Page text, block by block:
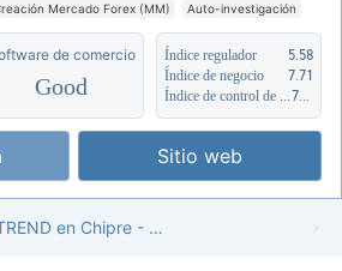
Mercado Forex (MM)
Auto-investigación
de negocio sospechoso
de comercio
Good
Índice regulador
5.58
Índice de negocio
7.71
Sitio web
Una visita a XTREND en Chipre - Oficina Encontrada